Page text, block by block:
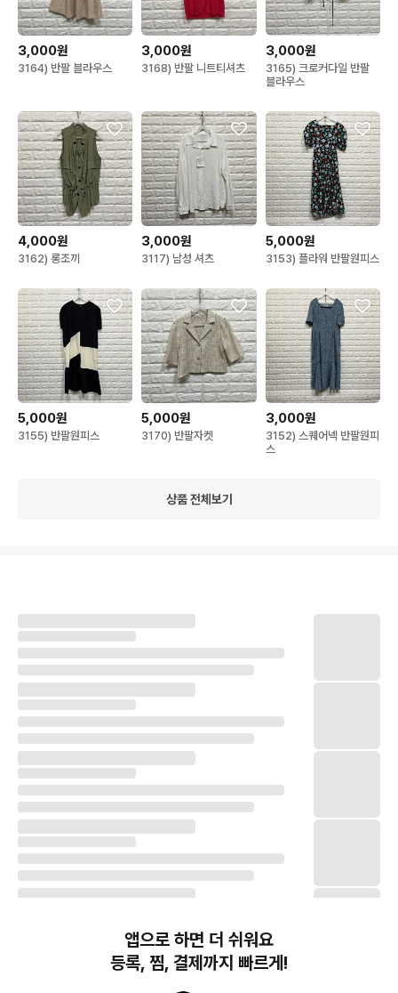
3,000원
3164) 반팔 블라우스
3,000원
3168) 반팔 니트티셔츠
3,000원
3165) 크로커다일 반팔
블라우스
4,000원
3162) 롱조끼
3,000원
3117) 남성 셔츠
5,000원
3153) 플라워 반팔원피스
5,000원
3155) 반팔원피스
5,000원
3170) 반팔자켓
3,000원
3152) 스퀘어넥 반팔원피
스
상품 전체보기
앱으로 하면 더 쉬워요
등록, 찜, 결제까지 빠르게!